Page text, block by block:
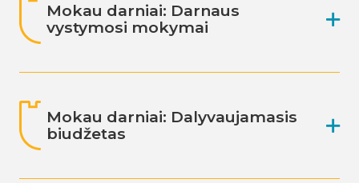
Mokau darniai: Darnaus
vystymosi mokymai
Mokau darniai: Dalyvaujamasis
biudžetas